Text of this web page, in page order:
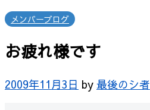
メンバーブログ
お疲れ様です
2009年11月3日 by 最後のシ者